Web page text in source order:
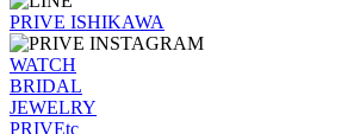
PRIVE ISHIKAWA
WATCH
BRIDAL
JEWELRY
PRIVEtc